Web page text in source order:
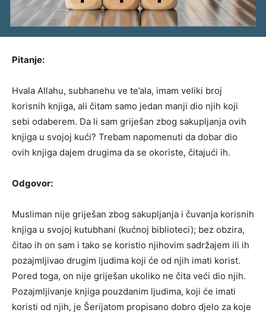
Pitanje:
Hvala Allahu, subhanehu ve te’ala, imam veliki broj
korisnih knjiga, ali čitam samo jedan manji dio njih koji
sebi odaberem. Da li sam griješan zbog sakupljanja ovih
knjiga u svojoj kući? Trebam napomenuti da dobar dio
ovih knjiga dajem drugima da se okoriste, čitajući ih.
Odgovor:
Musliman nije griješan zbog sakupljanja i čuvanja korisnih
knjiga u svojoj kutubhani (kućnoj biblioteci); bez obzira,
čitao ih on sam i tako se koristio njihovim sadržajem ili ih
pozajmljivao drugim ljudima koji će od njih imati korist.
Pored toga, on nije griješan ukoliko ne čita veći dio njih.
Pozajmljivanje knjiga pouzdanim ljudima, koji će imati
koristi od njih, je Šerijatom propisano dobro djelo za koje